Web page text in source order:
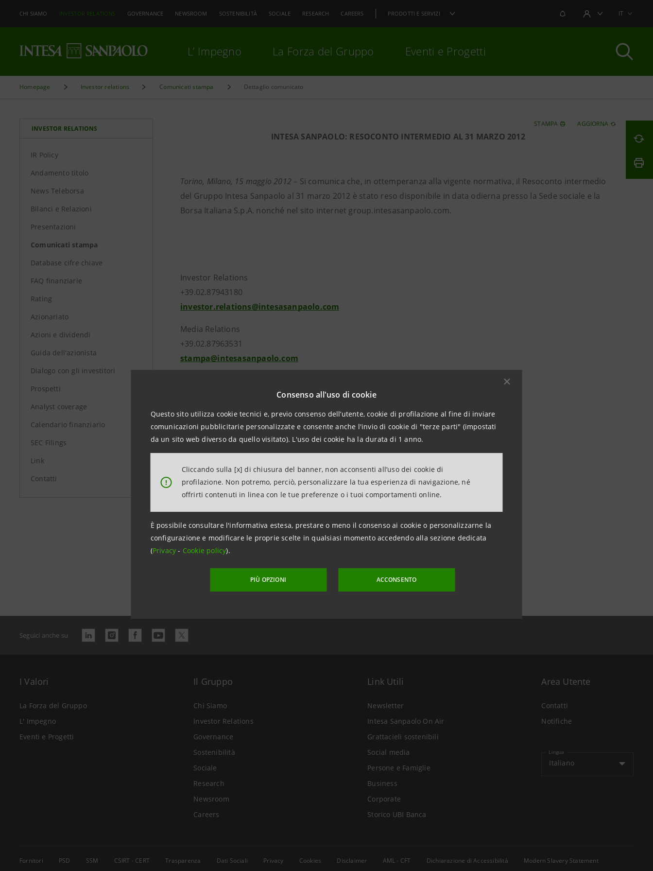
Consenso all'uso di cookie
Questo sito utilizza cookie tecnici e, previo consenso dell’utente, cookie di profilazione al fine di inviare
comunicazioni pubblicitarie personalizzate e consente anche l'invio di cookie di "terze parti" (impostati
da un sito web diverso da quello visitato). L'uso dei cookie ha la durata di 1 anno.
!
Cliccando sulla [x] di chiusura del banner, non acconsenti all’uso dei cookie di
profilazione. Non potremo, perciò, personalizzare la tua esperienza di navigazione, né
offrirti contenuti in linea con le tue preferenze o i tuoi comportamenti online.
È possibile consultare l'informativa estesa, prestare o meno il consenso ai cookie o personalizzarne la
configurazione e modificare le proprie scelte in qualsiasi momento accedendo alla sezione dedicata
(Privacy- Cookie policy).
PIÙ OPZIONI ACCONSENTO
CHI SIAMO INVESTOR RELATIONS GOVERNANCE NEWSROOM SOSTENIBILITÀ SOCIALE RESEARCH CAREERS PRODOTTI E SERVIZI NOTIFICHEAREA UTENTEIT
L’ Impegno La Forza del Gruppo Eventi e Progetti
Homepage Investor relations Comunicati stampa Dettaglio comunicato
INVESTOR RELATIONS
IR Policy
Andamento titolo
News Teleborsa
Bilanci e Relazioni
Presentazioni
Comunicati stampa
Database cifre chiave
FAQ finanziarie
Rating
Azionariato
Azioni e dividendi
Guida dell'azionista
Dialogo con gli investitori
Prospetti
Analyst coverage
Calendario finanziario
SEC Filings
Link
Contatti
STAMPA AGGIORNA
INTESA SANPAOLO: RESOCONTO INTERMEDIO AL 31 MARZO 2012
Torino, Milano, 15 maggio 2012 – Si comunica che, in ottemperanza alla vigente normativa, il Resoconto intermedio
del Gruppo Intesa Sanpaolo al 31 marzo 2012 è stato reso disponibile in data odierna presso la Sede sociale e la
Borsa Italiana S.p.A. nonché nel sito internet group.intesasanpaolo.com.
Investor Relations
+39.02.87943180
investor.relations@intesasanpaolo.com
Media Relations
+39.02.87963531
stampa@intesasanpaolo.com
group.intesasanpaolo.com
Data ultimo aggiornamento 15 maggio 2012 alle ore 17:53
Seguici anche su
I Valori
La Forza del Gruppo
L' Impegno
Eventi e Progetti
Il Gruppo
Chi Siamo
Investor Relations
Governance
Sostenibilità
Sociale
Research
Newsroom
Careers
Link Utili
Newsletter
Intesa Sanpaolo On Air
Grattacieli sostenibili
Social media
Persone e Famiglie
Business
Corporate
Storico UBI Banca
Area Utente
Contatti
Notifiche
Lingua
Italiano
Fornitori PSD SSM CSIRT - CERT Trasparenza Dati Sociali Privacy Cookies Disclaimer AML - CFT Dichiarazione di Accessibilità Modern Slavery Statement